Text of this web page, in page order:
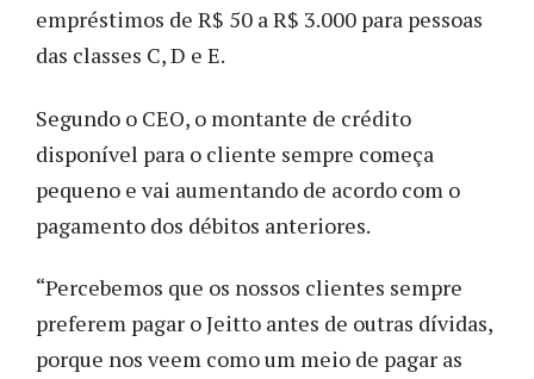
empréstimos de R$ 50 a R$ 3.000 para pessoas
das classes C, D e E.
Segundo o CEO, o montante de crédito
disponível para o cliente sempre começa
pequeno e vai aumentando de acordo com o
pagamento dos débitos anteriores.
“Percebemos que os nossos clientes sempre
preferem pagar o Jeitto antes de outras dívidas,
porque nos veem como um meio de pagar as